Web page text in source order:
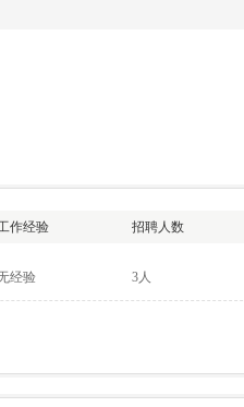
作经验 招聘人数
经验 3人